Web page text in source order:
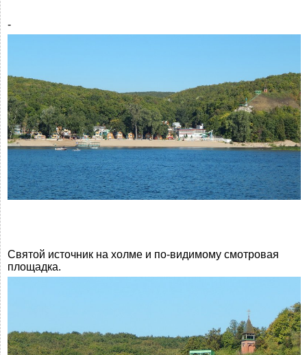
-
Святой источник на холме и по-видимому смотровая
площадка.